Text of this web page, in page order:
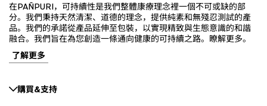
在PAÑPURI，可持續性是我們整體康療理念裡一個不可或缺的部
分。我們秉持天然清潔、道德的理念，提供純素和無殘忍測試的產
品。我們的承諾從產品延伸至包裝，以實現精致與生態意識的和諧
融合。我們旨在為您創造一條通向健康的可持續之路。瞭解更多。
了解更多
購買&支持